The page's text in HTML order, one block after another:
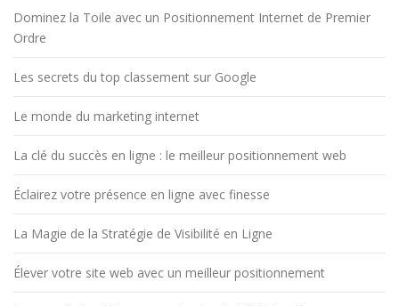
Dominez la Toile avec un Positionnement Internet de Premier
Ordre
Les secrets du top classement sur Google
Le monde du marketing internet
La clé du succès en ligne : le meilleur positionnement web
Éclairez votre présence en ligne avec finesse
La Magie de la Stratégie de Visibilité en Ligne
Élever votre site web avec un meilleur positionnement